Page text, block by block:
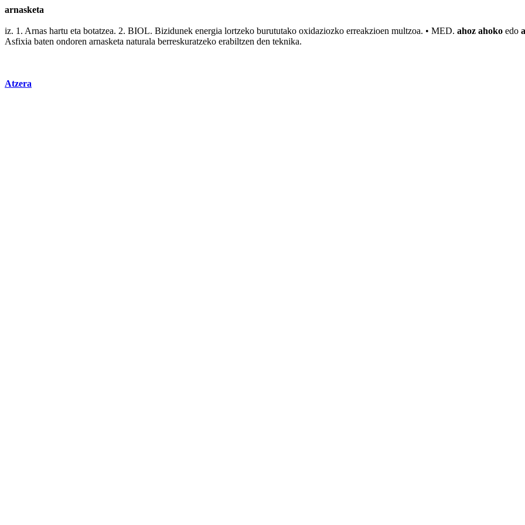
arnasketa
iz. 1. Arnas hartu eta botatzea. 2. BIOL. Bizidunek energia lortzeko burututako oxidaziozko erreakzioen multzoa. • MED. ahoz ahoko edo
Asfixia baten ondoren arnasketa naturala berreskuratzeko erabiltzen den teknika.
Atzera